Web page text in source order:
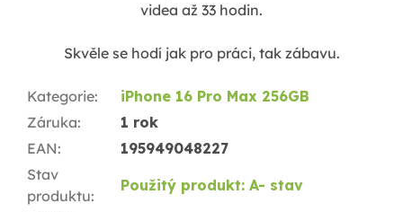
videa až 33 hodin.
Skvěle se hodí jak pro práci, tak zábavu.
Kategorie:
iPhone 16 Pro Max 256GB
Záruka:
1 rok
EAN:
195949048227
Stav
produktu:
Použitý produkt: A- stav